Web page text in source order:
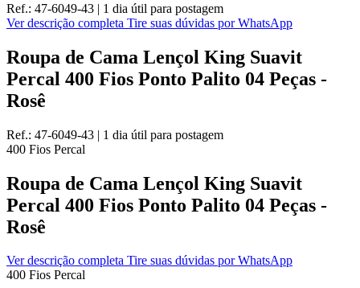
Ref.: 47-6049-43 | 1 dia útil para postagem
Ver descrição completa Tire suas dúvidas por WhatsApp
Roupa de Cama Lençol King Suavit
Percal 400 Fios Ponto Palito 04 Peças -
Rosê
Ref.: 47-6049-43 | 1 dia útil para postagem
400 Fios Percal
Roupa de Cama Lençol King Suavit
Percal 400 Fios Ponto Palito 04 Peças -
Rosê
Ver descrição completa Tire suas dúvidas por WhatsApp
400 Fios Percal